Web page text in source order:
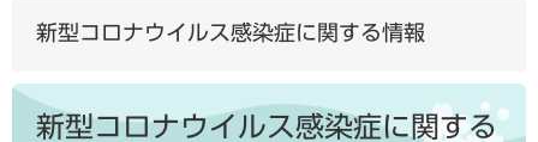
新型コロナウイルス感染症に関する情報
本
新型コロナウイルス感染症に関する